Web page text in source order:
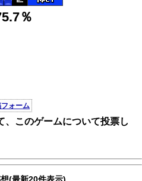
％
ォーム
、このゲームについて投票し